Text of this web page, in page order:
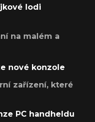
lodi
na malém a
nové konzole
zařízení, které
PC handheldu